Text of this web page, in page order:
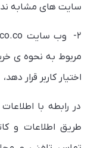
سایت های مشابه
مربوط به نحوه ی
اختیار کاربر قرار دهد،
در رابطه با
طریق اطلاعات و